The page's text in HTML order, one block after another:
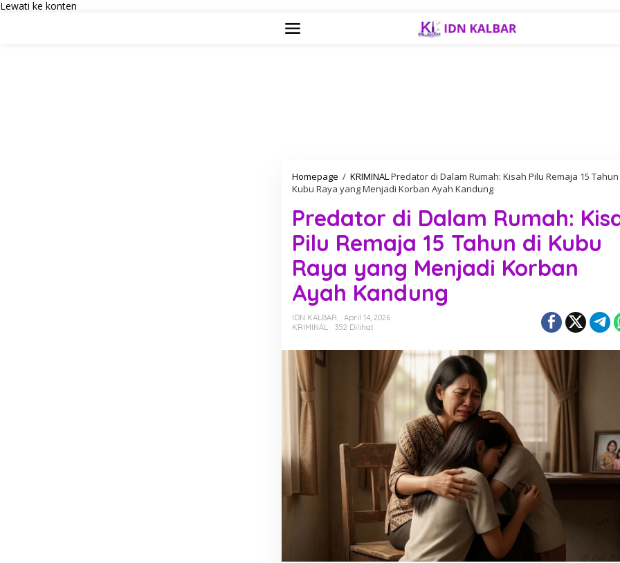
Lewati ke konten
Homepage / KRIMINAL Predator di Dalam Rumah: Kisah Pilu Remaja 15 Tahun
Kubu Raya yang Menjadi Korban Ayah Kandung
Predator di Dalam Rumah:
Pilu Remaja 15 Tahun di Kubu
Raya yang Menjadi Korban
Ayah Kandung
IDN KALBAR
April 14, 2026
KRIMINAL
352 Dilihat